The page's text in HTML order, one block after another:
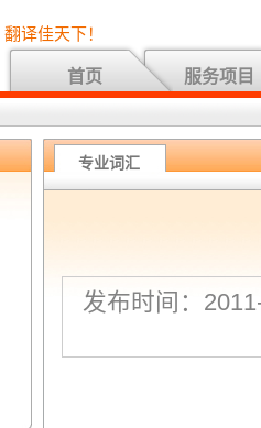
翻译佳天下！
首页 服务项目
专业词汇
发布时间：